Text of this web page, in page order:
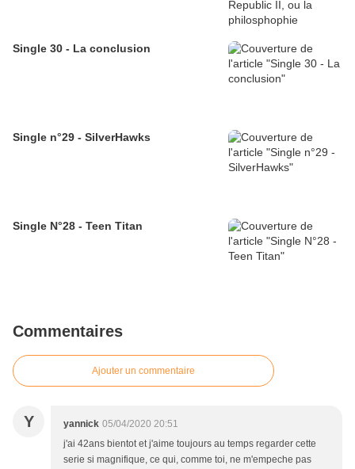
Single 30 - La conclusion
Single n°29 - SilverHawks
Single N°28 - Teen Titan
Commentaires
Ajouter un commentaire
Y yannick 05/04/2020 20:51
j'ai 42ans bientot et j'aime toujours au temps regarder cette
serie si magnifique, ce qui, comme toi, ne m'empeche pas